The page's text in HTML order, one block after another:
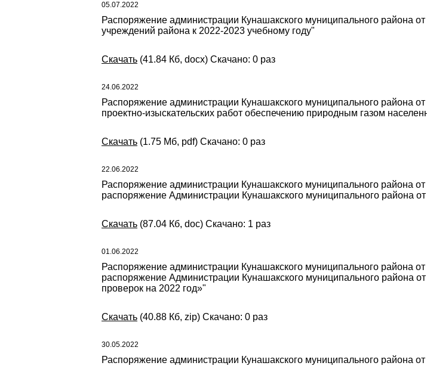
05.07.2022
Распоряжение администрации Кунашакского муниципального района
учреждений района к 2022-2023 учебному году"
Скачать (41.84 Кб, docx) Скачано: 0 раз
24.06.2022
Распоряжение администрации Кунашакского муниципального района
проектно-изыскательских работ обеспечению природным газом
Скачать (1.75 Мб, pdf) Скачано: 0 раз
22.06.2022
Распоряжение администрации Кунашакского муниципального района
распоряжение Администрации Кунашакского муниципального района
Скачать (87.04 Кб, doc) Скачано: 1 раз
01.06.2022
Распоряжение администрации Кунашакского муниципального района
распоряжение Администрации Кунашакского муниципального района
проверок на 2022 год»"
Скачать (40.88 Кб, zip) Скачано: 0 раз
30.05.2022
Распоряжение администрации Кунашакского муниципального района